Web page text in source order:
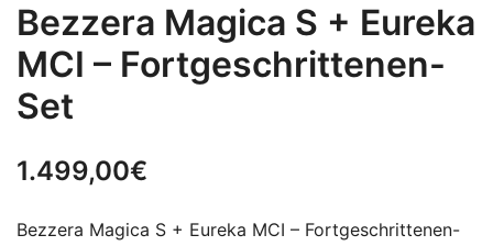
Bezzera Magica S + Eureka
MCI – Fortgeschrittenen-
Set
1.499,00€
Bezzera Magica S + Eureka MCI – Fortgeschrittenen-